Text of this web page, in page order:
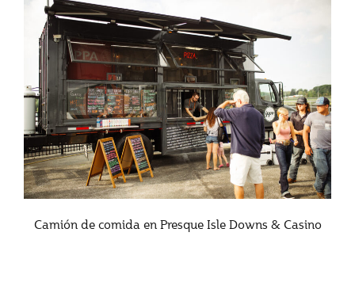
Camión de comida en Presque Isle Downs & Casino